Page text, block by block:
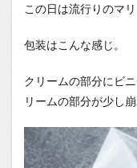
この日は流行りのマ
包装はこんな感じ。
クリームの部分にビ
リームの部分が少し